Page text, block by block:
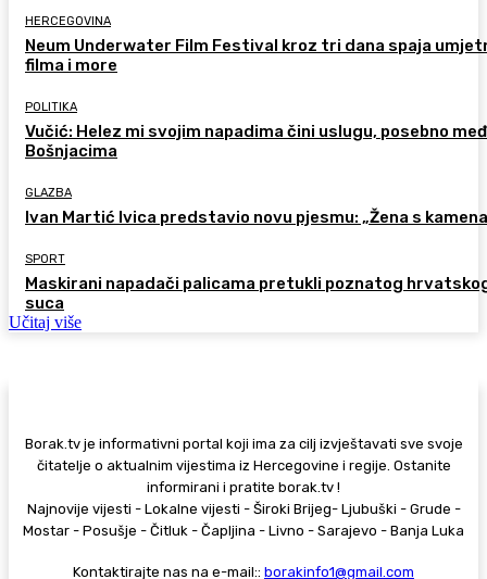
HERCEGOVINA
Neum Underwater Film Festival kroz tri dana spaja
filma i more
POLITIKA
Vučić: Helez mi svojim napadima čini uslugu, posebno
Bošnjacima
GLAZBA
Ivan Martić Ivica predstavio novu pjesmu: „Žena s
SPORT
Maskirani napadači palicama pretukli poznatog
suca
Učitaj više
Borak.tv je informativni portal koji ima za cilj izvještavati sve svoje
čitatelje o aktualnim vijestima iz Hercegovine i regije. Ostanite
informirani i pratite borak.tv !
Najnovije vijesti - Lokalne vijesti - Široki Brijeg- Ljubuški - Grude -
Mostar - Posušje - Čitluk - Čapljina - Livno - Sarajevo - Banja Luka
Kontaktirajte nas na e-mail:: borakinfo1@gmail.com